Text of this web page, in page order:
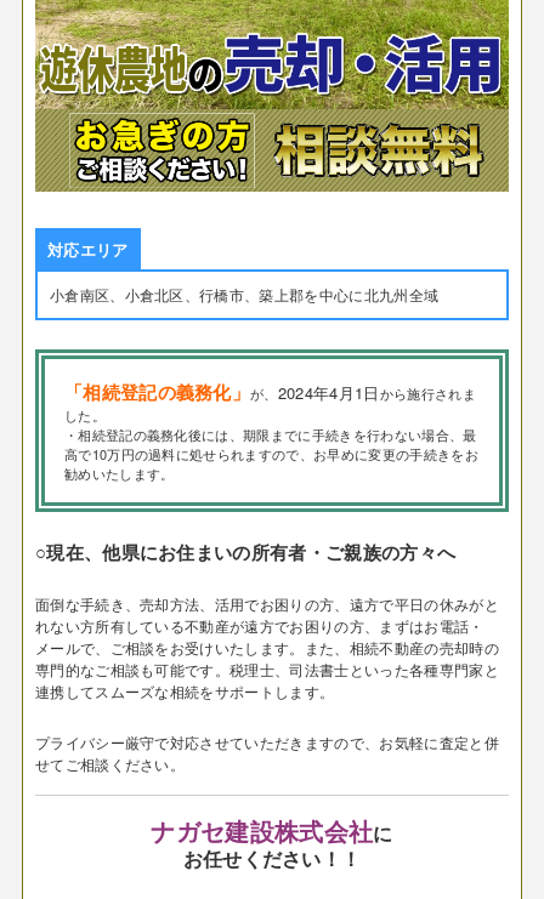
対応エリア
小倉南区、小倉北区、行橋市、築上郡を中心に北九州全域
「相続登記の義務化」が、 2024年4月1日から施行されま
した。
・相続登記の義務化後には、期限までに手続きを行わない場合、最
高で10万円の過料に処せられますので、お早めに変更の手続きをお
勧めいたします。
○現在、他県にお住まいの所有者・ご親族の方々へ
面倒な手続き、売却方法、活用でお困りの方、遠方で平日の休みがと
れない方所有している不動産が遠方でお困りの方、まずはお電話・
メールで、ご相談をお受けいたします。
また、相続不動産の売却時の
専門的なご相談も可能です。税理士、司法書士といった各種専門家と
連携してスムーズな相続をサポートします。
プライバシー厳守で対応させていただきますので、お気軽に査定と併
せてご相談ください。
ナガセ建設株式会社に
お任せください！！